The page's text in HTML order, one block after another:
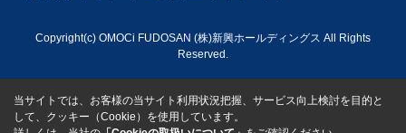
Copyright(c) OMOCi FUDOSAN (株)新興ホールディングス All Rights
Reserved.
当サイトでは、お客様の当サイト利用状況把握、サービス向上検討を目的と
して、クッキー（Cookie）を使用しています。